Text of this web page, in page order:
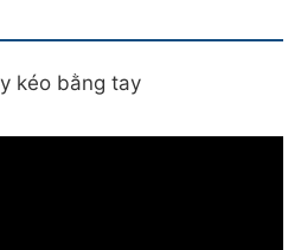
kéo bằng tay